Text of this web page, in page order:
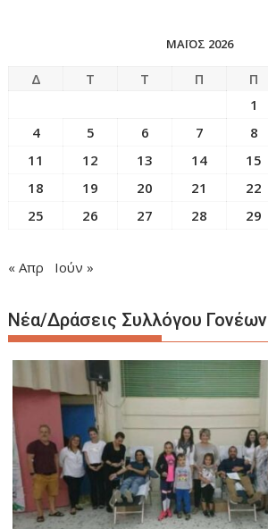
ΜΆΙΟΣ 2026
Δ Τ Τ Π Π
1
4
5 6 7 8
11
12 13 14 15
18
19 20 21 22
25
26 27 28 29
« Απρ Ιούν »
Νέα/Δράσεις Συλλόγου Γονέων